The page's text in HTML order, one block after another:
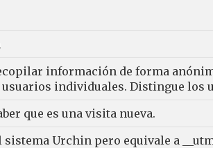
información de forma
individuales. Distingue los
que es una visita nueva.
sistema Urchin pero equivale a